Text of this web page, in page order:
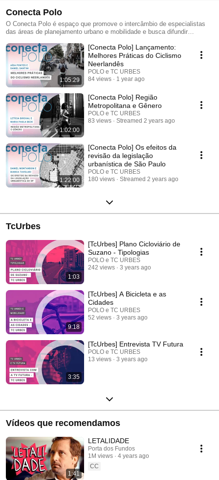
Conecta Polo
O Conecta Polo é espaço que promove o intercâmbio de especialistas
das áreas de planejamento urbano e mobilidade e busca difundir
promoção de um debate que agregue valor às políticas públicas,
considerando o estímulo e o monitoramento de práticas baseadas em
evidências.
1:05:29
[Conecta Polo] Lançamento:
Melhores Práticas do Ciclismo
Neerlandês
POLO e TC URBES
84 views
1 year ago
1:02:00
[Conecta Polo] Região
Metropolitana e Gênero
POLO e TC URBES
83 views
Streamed 2 years ago
1:22:00
[Conecta Polo] Os efeitos da
revisão da legislação
urbanística de São Paulo
POLO e TC URBES
180 views
Streamed 2 years ago
TcUrbes
1:03
[TcUrbes] Plano Cicloviário de
Suzano - Tipologias
POLO e TC URBES
242 views
3 years ago
9:18
[TcUrbes] A Bicicleta e as
Cidades
POLO e TC URBES
52 views
3 years ago
3:35
[TcUrbes] Entrevista TV Futura
POLO e TC URBES
13 views
3 years ago
Vídeos que recomendamos
1:41
LETALIDADE
Porta dos Fundos
1M views
4 years ago
CC